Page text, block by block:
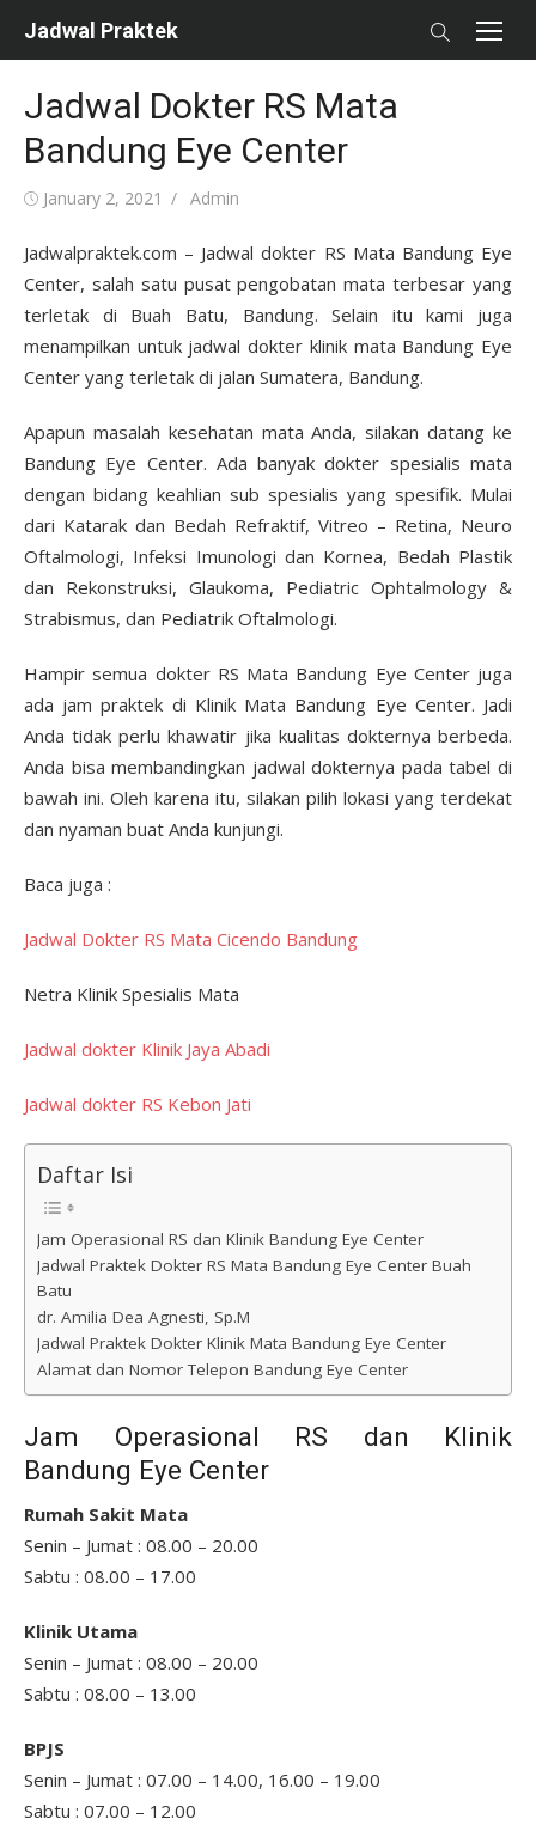
Jadwal Praktek
Jadwal Dokter RS Mata
Bandung Eye Center
Posted
January 2, 2021 Author
Admin
Jadwalpraktek.com – Jadwal dokter RS Mata Bandung Eye
Center, salah satu pusat pengobatan mata terbesar yang
terletak di Buah Batu, Bandung. Selain itu kami juga
menampilkan untuk jadwal dokter klinik mata Bandung Eye
Center yang terletak di jalan Sumatera, Bandung.
Apapun masalah kesehatan mata Anda, silakan datang ke
Bandung Eye Center. Ada banyak dokter spesialis mata
dengan bidang keahlian sub spesialis yang spesifik. Mulai
dari Katarak dan Bedah Refraktif, Vitreo – Retina, Neuro
Oftalmologi, Infeksi Imunologi dan Kornea, Bedah Plastik
dan Rekonstruksi, Glaukoma, Pediatric Ophtalmology &
Strabismus, dan Pediatrik Oftalmologi.
Hampir semua dokter RS Mata Bandung Eye Center juga
ada jam praktek di Klinik Mata Bandung Eye Center. Jadi
Anda tidak perlu khawatir jika kualitas dokternya berbeda.
Anda bisa membandingkan jadwal dokternya pada tabel di
bawah ini. Oleh karena itu, silakan pilih lokasi yang terdekat
dan nyaman buat Anda kunjungi.
Baca juga :
Jadwal Dokter RS Mata Cicendo Bandung
Netra Klinik Spesialis Mata
Jadwal dokter Klinik Jaya Abadi
Jadwal dokter RS Kebon Jati
Daftar Isi
Jam Operasional RS dan Klinik Bandung Eye Center
Jadwal Praktek Dokter RS Mata Bandung Eye Center Buah
Batu
dr. Amilia Dea Agnesti, Sp.M
Jadwal Praktek Dokter Klinik Mata Bandung Eye Center
Alamat dan Nomor Telepon Bandung Eye Center
Jam Operasional RS dan Klinik
Bandung Eye Center
Rumah Sakit Mata
Senin – Jumat : 08.00 – 20.00
Sabtu : 08.00 – 17.00
Klinik Utama
Senin – Jumat : 08.00 – 20.00
Sabtu : 08.00 – 13.00
BPJS
Senin – Jumat : 07.00 – 14.00, 16.00 – 19.00
Sabtu : 07.00 – 12.00